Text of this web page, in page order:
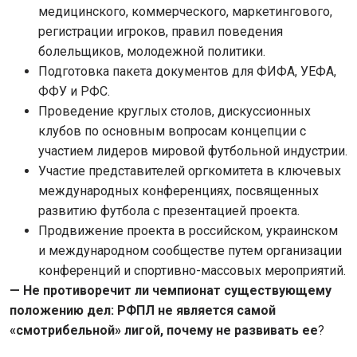
медицинского, коммерческого, маркетингового,
регистрации игроков, правил поведения
болельщиков, молодежной политики.
Подготовка пакета документов для ФИФА, УЕФА,
ФФУ и РФС.
Проведение круглых столов, дискуссионных
клубов по основным вопросам концепции с
участием лидеров мировой футбольной индустрии.
Участие представителей оргкомитета в ключевых
международных конференциях, посвященных
развитию футбола с презентацией проекта.
Продвижение проекта в российском, украинском
и международном сообществе путем организации
конференций и спортивно-массовых мероприятий.
— Не противоречит ли чемпионат существующему
положению дел: РФПЛ не является самой
«смотрибельной» лигой, почему не развивать ее?